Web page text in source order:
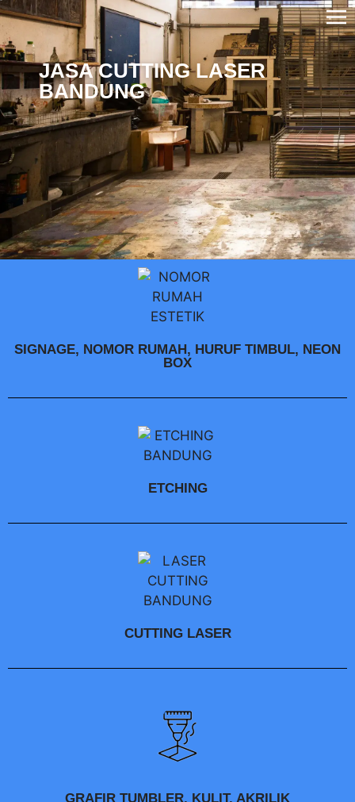
JASA CUTTING LASER
BANDUNG
SIGNAGE, NOMOR RUMAH, HURUF TIMBUL, NEON
BOX
ETCHING
CUTTING LASER
GRAFIR TUMBLER, KULIT, AKRILIK